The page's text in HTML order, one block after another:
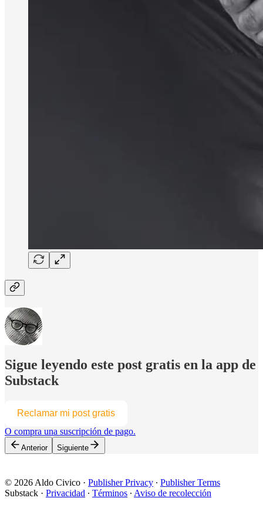
Sigue leyendo este post gratis en la app de
Substack
Reclamar mi post gratis
O compra una suscripción de pago.
Anterior Siguiente
© 2026 Aldo Civico · Publisher Privacy ∙ Publisher Terms
Substack · Privacidad ∙ Términos ∙ Aviso de recolección